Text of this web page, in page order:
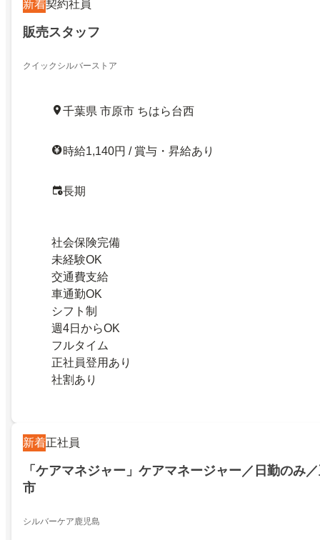
新着契約社員
販売スタッフ
クイックシルバーストア
千葉県 市原市 ちはら台西
時給1,140円 / 賞与・昇給あり
長期
社会保険完備
未経験OK
交通費支給
車通勤OK
シフト制
週4日からOK
フルタイム
正社員登用あり
社割あり
新着正社員
「ケアマネジャー」ケアマネージャー／日勤のみ
市
シルバーケア鹿児島